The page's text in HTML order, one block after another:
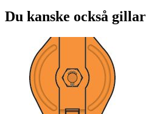
Du kanske också